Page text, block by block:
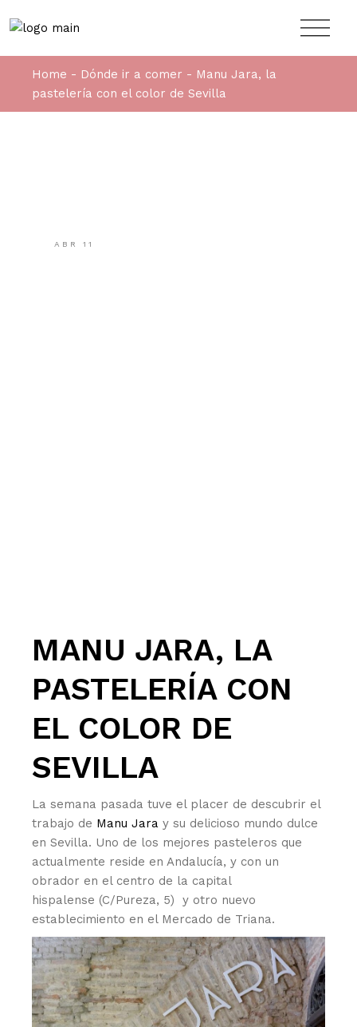
Home Dónde ir a comer
Manu Jara, la
pastelería con el color de Sevilla
ABR 11
MANU JARA, LA
PASTELERÍA CON
EL COLOR DE
SEVILLA
La semana pasada tuve el placer de descubrir el
trabajo de Manu Jara y su delicioso mundo dulce
en Sevilla. Uno de los mejores pasteleros que
actualmente reside en Andalucía, y con un
obrador en el centro de la capital
hispalense (C/Pureza, 5) y otro nuevo
establecimiento en el Mercado de Triana.